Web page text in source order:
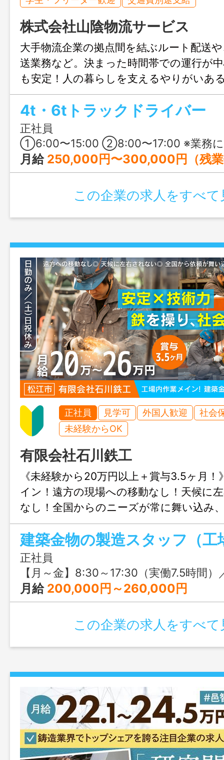
株式会社山陰物流サービス
大手物流企業の拠点間を結ぶルート配送
送業務など。決まった時間帯での運行が
も安定！人の暮らしを支えるやりがいあ
4t・6tトラックドライバー
正社員
①6:00〜15:00 ②8:00〜17:00 ※業務により勤
月給 250,000円〜300,000円（残業
この企業の求人をすべて
正社員 見学可 外国人歓迎
社会
未経験からOK
有限会社石川鉄工
《未経験から20万円以上＋賞与3.5ヶ月！
イン！遠方の現場への移動なし！天候に
なし！全国からのニーズが常に舞い込み
た建築金物が建物の一部として完成する
建築金物の製造スタッフ（工
正社員
【月～金】8:30～17:30（実働7.5時間）／【土曜日】8:30
月給 200,000円～260,000円
この企業の求人をすべて